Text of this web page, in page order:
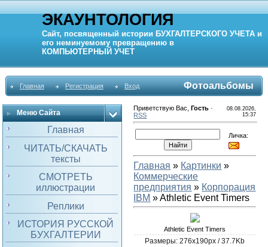
ЭКАУНТОЛОГИЯ
Сайт, посвященный истории БУХГАЛТЕРСКОГО УЧЕТА и
его неминуемому превращению в
КОМПЬЮТЕРНЫЙ УЧЕТ
Главная Регистрация Вход Фотоальбомы
Меню Сайта
Главная
ЧИТАТЬ/СКАЧАТЬ
тексты
СМОТРЕТЬ
иллюстрации
Реплики
ИСТОРИЯ РУССКОЙ
БУХГАЛТЕРИИ
Приветствую Вас ,Гость ·
RSS
08.08.2026,
15:37
Личка:
Главная » Картинки »
Коммерческие
предприятия » Корпорация
IBM » Athletic Event Timers
Athletic Event Timers
Размеры: 276x190px / 37.7Kb